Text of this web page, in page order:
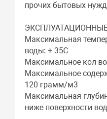
прочих бытовых
Максимальная
воды: + 35С
Максимальное кол-
Максимальное
120 грамм/м3
Максимальная
ниже поверхности